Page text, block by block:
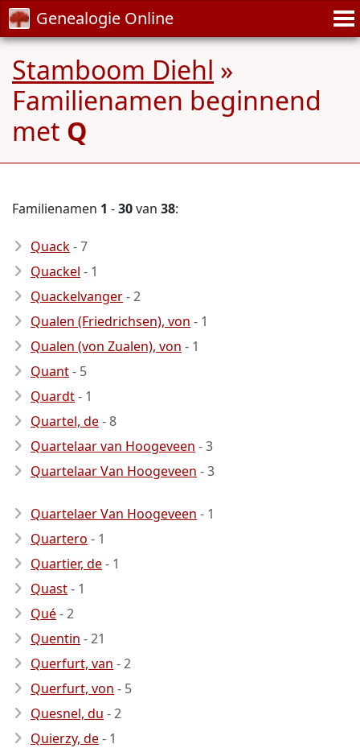
Genealogie Online
Stamboom Diehl »
Familienamen beginnend
met Q
Familienamen 1 -30van 38:
Quack- 7
Quackel - 1
Quackelvanger- 2
Qualen (Friedrichsen), von - 1
Qualen (von Zualen), von - 1
Quant- 5
Quardt- 1
Quartel, de- 8
Quartelaar van Hoogeveen - 3
Quartelaar Van Hoogeveen - 3
Quartelaer Van Hoogeveen - 1
Quartero - 1
Quartier, de- 1
Quast- 1
Qué- 2
Quentin - 21
Querfurt, van - 2
Querfurt, von - 5
Quesnel, du - 2
Quierzy, de- 1